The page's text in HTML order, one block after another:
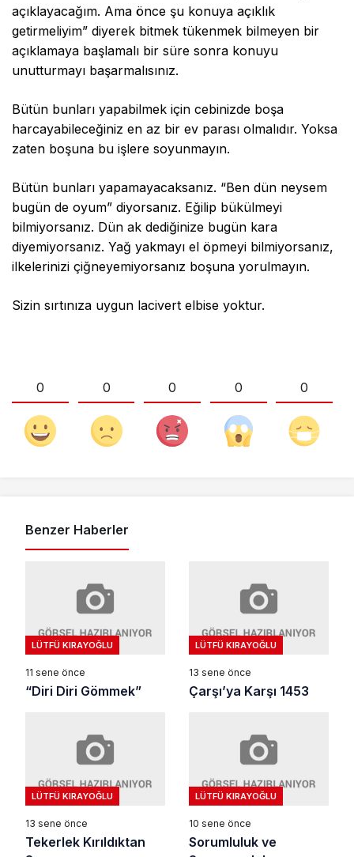
açıklayacağım. Ama önce şu konuya açıklık
getirmeliyim” diyerek bitmek tükenmek bilmeyen bir
açıklamaya başlamalı bir süre sonra konuyu
unutturmayı başarmalısınız.
Bütün bunları yapabilmek için cebinizde boşa
harcayabileceğiniz en az bir ev parası olmalıdır. Yoksa
zaten boşuna bu işlere soyunmayın.
Bütün bunları yapamayacaksanız. “Ben dün neysem
bugün de oyum” diyorsanız. Eğilip bükülmeyi
bilmiyorsanız. Dün ak dediğinize bugün kara
diyemiyorsanız. Yağ yakmayı el öpmeyi bilmiyorsanız,
ilkelerinizi çiğneyemiyorsanız boşuna yorulmayın.
Sizin sırtınıza uygun lacivert elbise yoktur.
0 0 0 0 0
Benzer Haberler
LÜTFÜ KIRAYOĞLU
11 sene önce
“Diri Diri Gömmek”
LÜTFÜ KIRAYOĞLU
13 sene önce
Çarşı’ya Karşı 1453
LÜTFÜ KIRAYOĞLU
13 sene önce
Tekerlek Kırıldıktan
LÜTFÜ KIRAYOĞLU
10 sene önce
Sorumluluk ve